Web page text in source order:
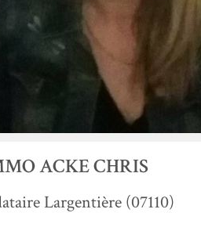
ACKE CHRIS
Largentière (07110)